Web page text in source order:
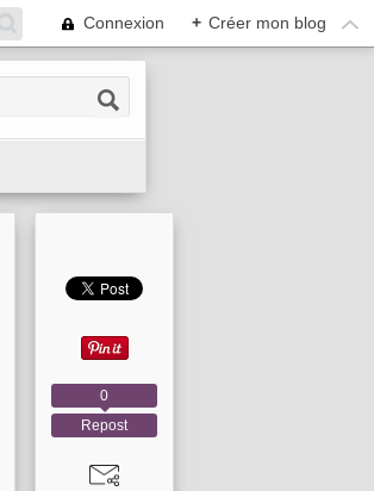
Connexion + Créer mon blog
Repost
0